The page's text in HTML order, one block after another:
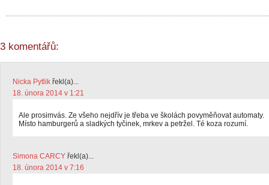
3 komentářů:
Nicka Pytlik řekl(a)...
18. února 2014 v 1:21
Ale prosimvás. Ze všeho nejdřív je třeba ve školách povyměňovat automaty.
Místo hamburgerů a sladkých tyčinek, mrkev a petržel. Té koza rozumí.
Simona CARCY řekl(a)...
18. února 2014 v 7:16